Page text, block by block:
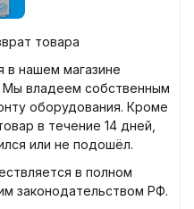
товара
в нашем магазине
Мы владеем собственным
оборудования. Кроме
в течение 14 дней,
или не подошёл.
в полном
законодательством РФ.